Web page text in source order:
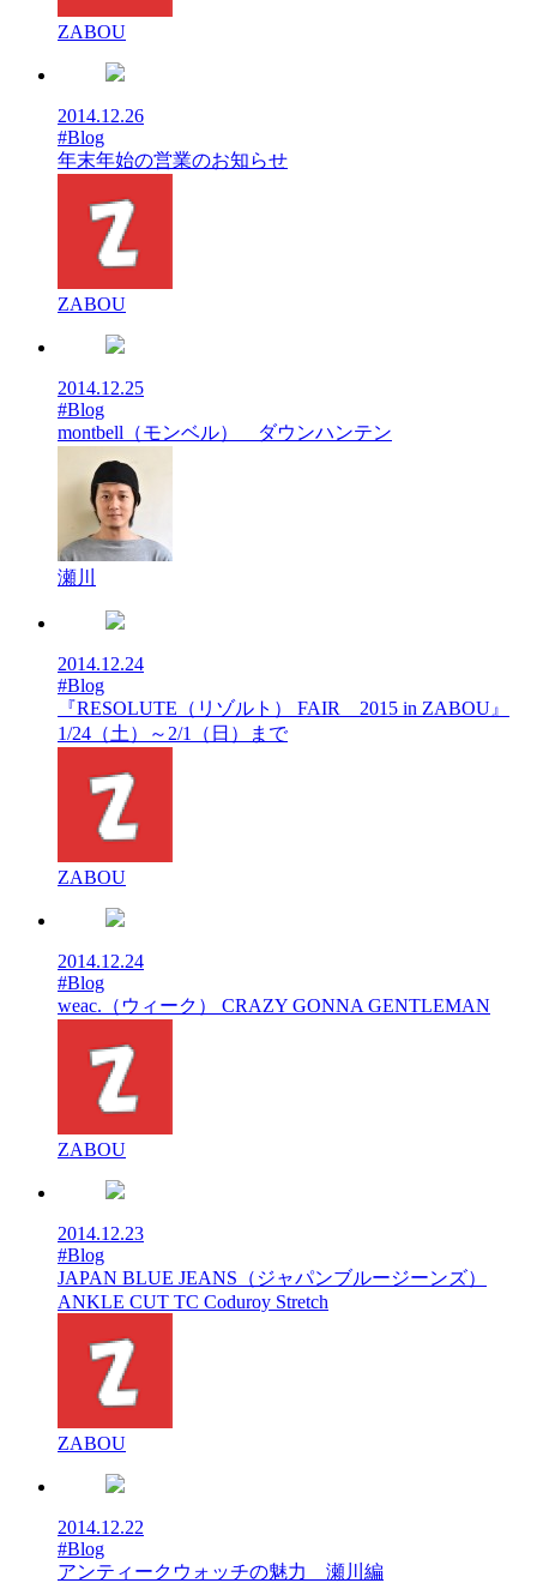
ZABOU
2014.12.26
#Blog
年末年始の営業のお知らせ
ZABOU
2014.12.25
#Blog
montbell（モンベル） ダウンハンテン
瀬川
2014.12.24
#Blog
『RESOLUTE（リゾルト） FAIR 2015 in ZABOU』
1/24（土）～2/1（日）まで
ZABOU
2014.12.24
#Blog
weac.（ウィーク） CRAZY GONNA GENTLEMAN
ZABOU
2014.12.23
#Blog
JAPAN BLUE JEANS（ジャパンブルージーンズ）
ANKLE CUT TC Coduroy Stretch
ZABOU
2014.12.22
#Blog
アンティークウォッチの魅力 瀬川編